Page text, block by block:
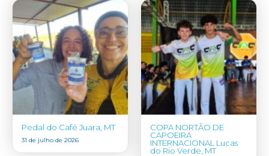
Pedal do Café Juara, MT
31 de julho de 2026
COPA NORTÃO DE
CAPOEIRA
INTERNACIONAL Lucas
do Rio Verde, MT